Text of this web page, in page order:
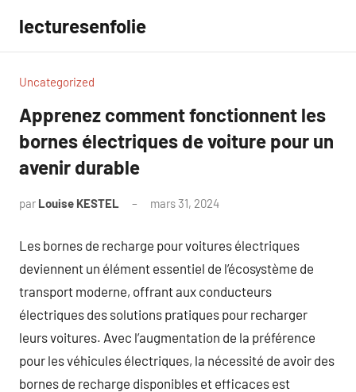
contenu
lecturesenfolie
Uncategorized
Apprenez comment fonctionnent les
bornes électriques de voiture pour un
avenir durable
par Louise KESTEL mars 31, 2024
Les bornes de recharge pour voitures électriques
deviennent un élément essentiel de l’écosystème de
transport moderne, offrant aux conducteurs
électriques des solutions pratiques pour recharger
leurs voitures. Avec l’augmentation de la préférence
pour les véhicules électriques, la nécessité de avoir des
bornes de recharge disponibles et efficaces est